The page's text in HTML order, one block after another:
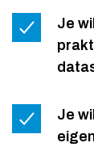
Je
Je